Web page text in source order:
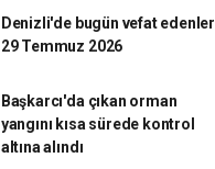
Denizli'de bugün vefat edenler
29 Temmuz 2026
Başkarcı'da çıkan orman
yangını kısa sürede kontrol
altına alındı